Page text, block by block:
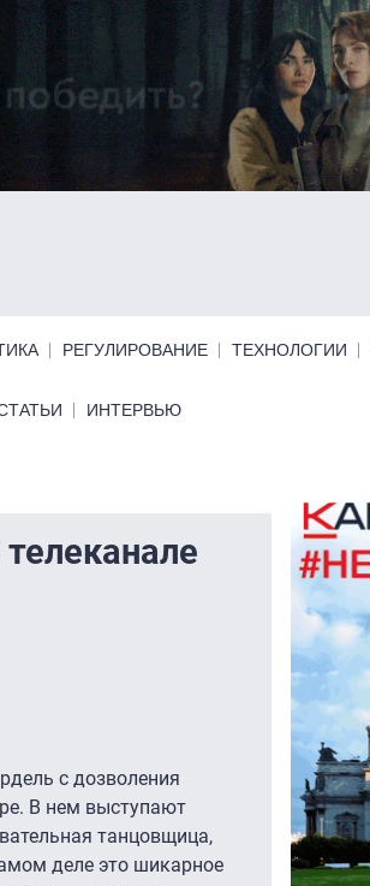
РЕГУЛИРОВАНИЕ ТЕХНОЛОГИИ
ИНТЕРВЬЮ
с дозволения
В нем выступают
танцовщица,
деле это шикарное